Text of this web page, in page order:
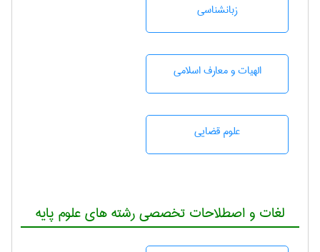
زبانشناسی
الهیات و معارف اسلامی
علوم قضایی
لغات و اصطلاحات تخصصی رشته های علوم پایه